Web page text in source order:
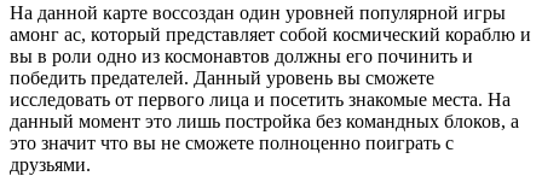
На данной карте воссоздан один уровней популярной игры
амонг ас, который представляет собой космический кораблю и
вы в роли одно из космонавтов должны его починить и
победить предателей. Данный уровень вы сможете
исследовать от первого лица и посетить знакомые места. На
данный момент это лишь постройка без командных блоков, а
это значит что вы не сможете полноценно поиграть с
друзьями.